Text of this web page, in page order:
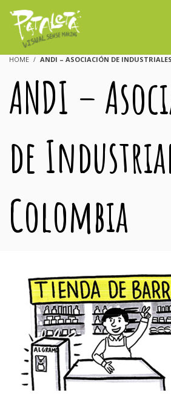
HOME ANDI – ASOCIACIÓN DE
ANDI –
de
Colombia